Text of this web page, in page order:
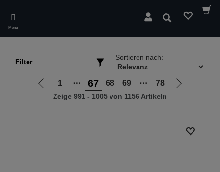
main
content
Menü
Suchen
Filter
Sortieren nach:
Zur
vorherigen
1 ⋯ 67 68 69 ⋯ 78
Zur
Zeige 991 - 1005 von 1156 Artikeln